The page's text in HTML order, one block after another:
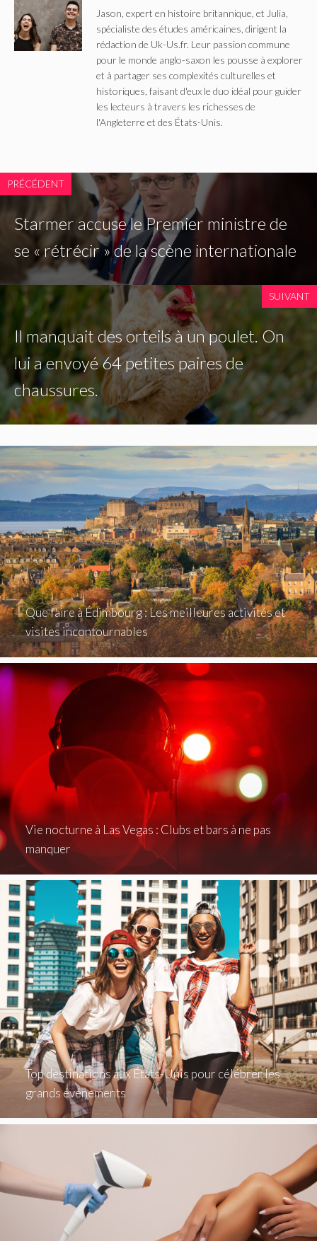
Jason, expert en histoire britannique, et Julia,
spécialiste des études américaines, dirigent la
rédaction de Uk-Us.fr. Leur passion commune
pour le monde anglo-saxon les pousse à explorer
et à partager ses complexités culturelles et
historiques, faisant d'eux le duo idéal pour guider
les lecteurs à travers les richesses de
l'Angleterre et des États-Unis.
PRÉCÉDENT
Starmer accuse le Premier ministre de
se « rétrécir » de la scène internationale
SUIVANT
Il manquait des orteils à un poulet. On
lui a envoyé 64 petites paires de
chaussures.
Que faire à Édimbourg : Les meilleures activités et
visites incontournables
Vie nocturne à Las Vegas : Clubs et bars à ne pas
manquer
Top destinations aux États-Unis pour célébrer les
grands événements